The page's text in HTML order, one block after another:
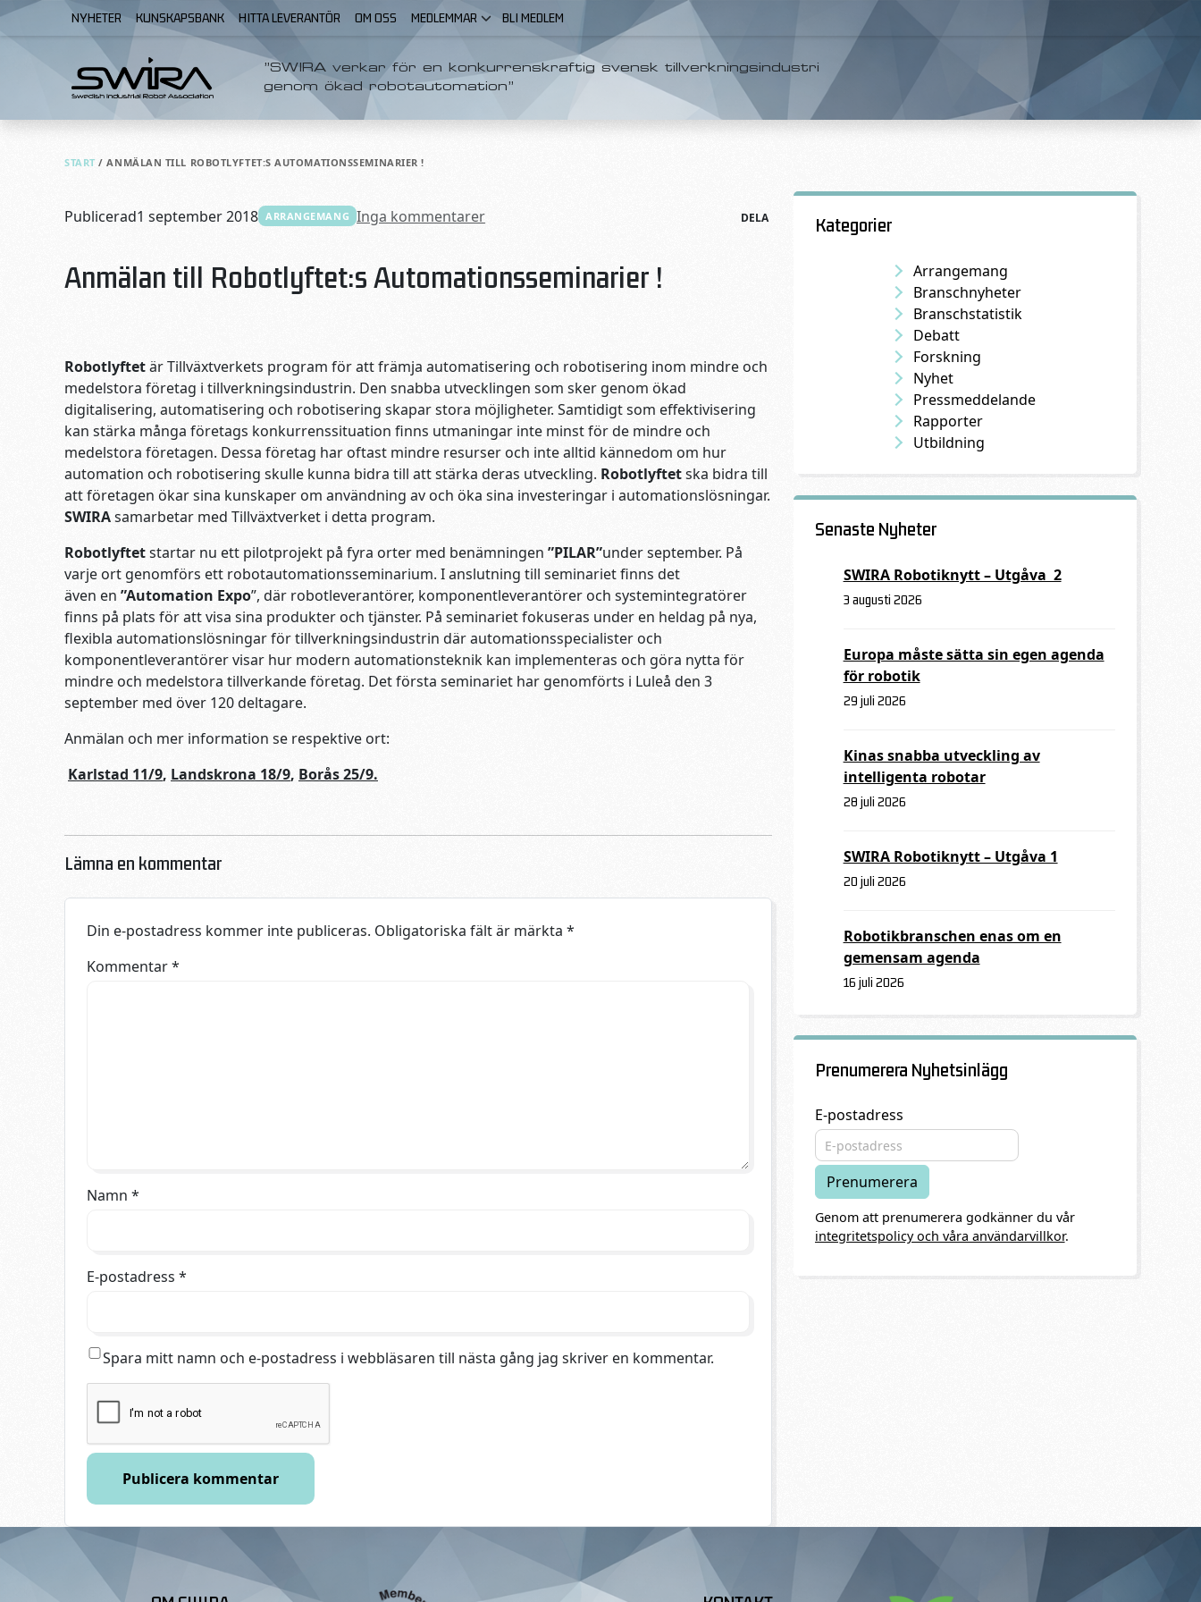
Skip to content
NYHETER KUNSKAPSBANK HITTA LEVERANTÖR OM OSS MEDLEMMAR BLI MEDLEM
”SWIRA verkar för en konkurrenskraftig svensk tillverkningsindustri
genom ökad robotautomation”
START / ANMÄLAN TILL ROBOTLYFTET:S AUTOMATIONSSEMINARIER !
Publicerad1 september 2018 ARRANGEMANG Inga kommentarer DELA
Anmälan till Robotlyftet:s Automationsseminarier !
Robotlyftetär Tillväxtverkets program för att främja automatisering och robotisering inom mindre och
medelstora företag i tillverkningsindustrin. Den snabba utvecklingen som sker genom ökad
digitalisering, automatisering och robotisering skapar stora möjligheter. Samtidigt som effektivisering
kan stärka många företags konkurrenssituation finns utmaningar inte minst för de mindre och
medelstora företagen. Dessa företag har oftast mindre resurser och inte alltid kännedom om hur
automation och robotisering skulle kunna bidra till att stärka deras utveckling. Robotlyftetska bidra till
att företagen ökar sina kunskaper om användning av och öka sina investeringar i automationslösningar.
SWIRAsamarbetar med Tillväxtverket i detta program.
Robotlyftetstartar nu ett pilotprojekt på fyra orter med benämningen ”PILAR”under september. På
varje ort genomförs ett robotautomationsseminarium. I anslutning till seminariet finns det
även en ”Automation Expo”, där robotleverantörer, komponentleverantörer och systemintegratörer
finns på plats för att visa sina produkter och tjänster. På seminariet fokuseras under en heldag på nya,
flexibla automationslösningar för tillverkningsindustrin där automationsspecialister och
komponentleverantörer visar hur modern automationsteknik kan implementeras och göra nytta för
mindre och medelstora tillverkande företag. Det första seminariet har genomförts i Luleå den 3
september med över 120 deltagare.
Anmälan och mer information se respektive ort:
Karlstad 11/9, Landskrona 18/9, Borås 25/9.
Lämna en kommentar
Din e-postadress kommer inte publiceras. Obligatoriska fält är märkta *
Kommentar*
Namn *
E-postadress *
Spara mitt namn och e-postadress i webbläsaren till nästa gång jag skriver en kommentar.
Kategorier
Arrangemang
Branschnyheter
Branschstatistik
Debatt
Forskning
Nyhet
Pressmeddelande
Rapporter
Utbildning
Senaste Nyheter
SWIRA Robotiknytt – Utgåva 2
3 augusti 2026
Europa måste sätta sin egen agenda
för robotik
29 juli 2026
Kinas snabba utveckling av
intelligenta robotar
28 juli 2026
SWIRA Robotiknytt – Utgåva 1
20 juli 2026
Robotikbranschen enas om en
gemensam agenda
16 juli 2026
Prenumerera Nyhetsinlägg
E-postadress
Genom att prenumerera godkänner du vår
integritetspolicy och våra användarvillkor.